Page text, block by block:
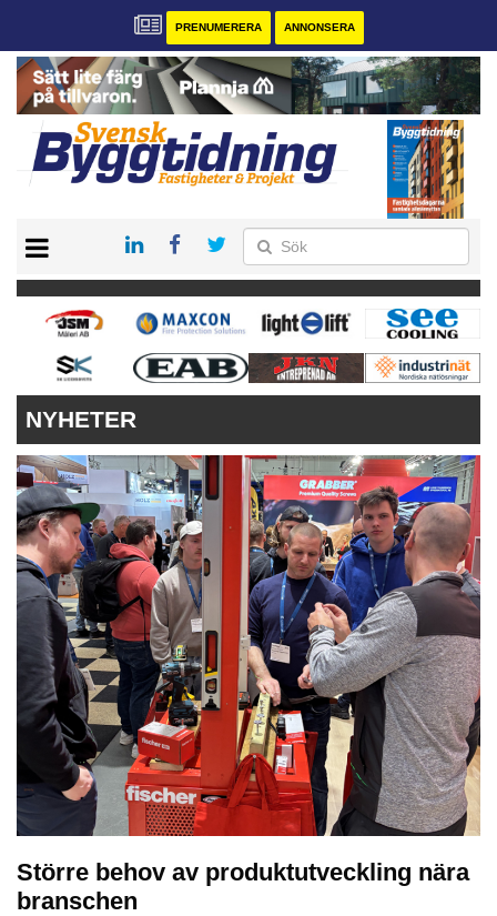
PRENUMERERA ANNONSERA
PRENUMERERA
VÅRA ANDRA MAGASIN
ANNONSERA
NYHETER
Större behov av produktutveckling nära
branschen